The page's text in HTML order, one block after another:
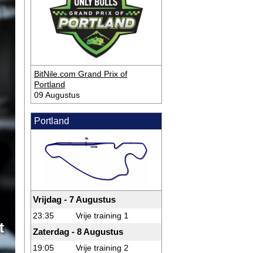
BitNile.com Grand Prix of
Portland
09 Augustus
Portland
Vrijdag - 7 Augustus
23:35 Vrije training 1
Zaterdag - 8 Augustus
19:05 Vrije training 2